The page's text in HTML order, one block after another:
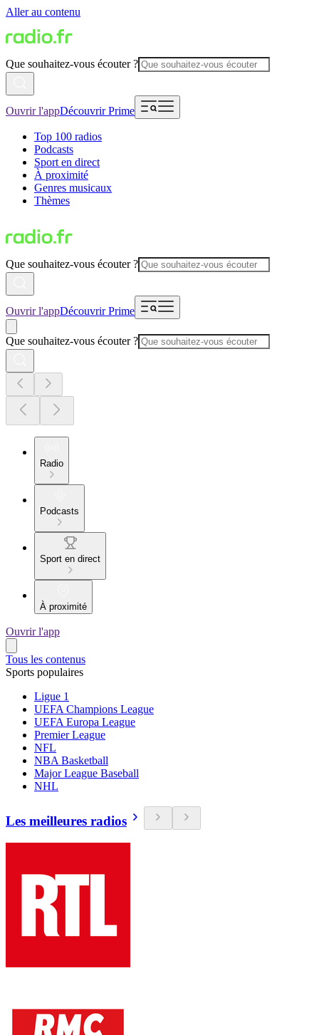
Aller au contenu
Que souhaitez-vous écouter ?
Ouvrir l'appDécouvrir Prime
Top 100 radios
Podcasts
Sport en direct
À proximité
Genres musicaux
Thèmes
Que souhaitez-vous écouter ?
Ouvrir l'appDécouvrir Prime
Que souhaitez-vous écouter ?
Radio
Podcasts
Sport en direct
À proximité
Ouvrir l'app
Tous les contenus
Sports populaires
Ligue 1
UEFA Champions League
UEFA Europa League
Premier League
NFL
NBA Basketball
Major League Baseball
NHL
Les meilleures radios